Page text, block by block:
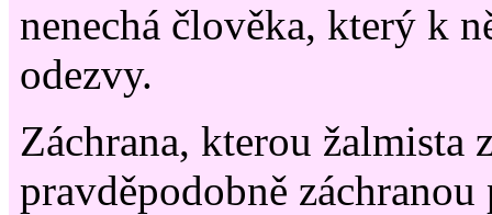
nenechá člověka, který k
odezvy.
Záchrana, kterou žalmista
pravděpodobně